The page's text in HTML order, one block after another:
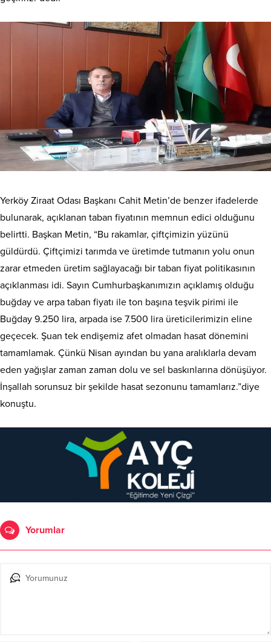
Yerköy Ziraat Odası Başkanı Cahit Metin’de benzer ifadelerde
bulunarak, açıklanan taban fiyatının memnun edici olduğunu
belirtti. Başkan Metin, “Bu rakamlar, çiftçimizin yüzünü
güldürdü. Çiftçimizi tarımda ve üretimde tutmanın yolu onun
zarar etmeden üretim sağlayacağı bir taban fiyat politikasının
açıklanması idi. Sayın Cumhurbaşkanımızın açıklamış olduğu
buğday ve arpa taban fiyatı ile ton başına teşvik pirimi ile
Buğday 9.250 lira, arpada ise 7.500 lira üreticilerimizin eline
geçecek. Şuan tek endişemiz afet olmadan hasat dönemini
tamamlamak. Çünkü Nisan ayından bu yana aralıklarla devam
eden yağışlar zaman zaman dolu ve sel baskınlarına dönüşüyor.
İnşallah sorunsuz bir şekilde hasat sezonunu tamamlarız.”diye
konuştu.
Yorumlar